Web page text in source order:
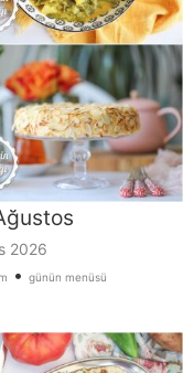
2026
• günün menüsü